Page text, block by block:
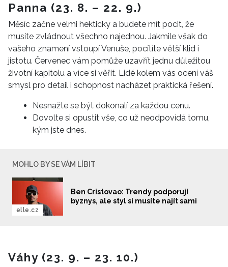
Panna (23. 8. – 22. 9.)
Měsíc začne velmi hekticky a budete mít pocit, že
musíte zvládnout všechno najednou. Jakmile však do
vašeho znamení vstoupí Venuše, pocítíte větší klid i
jistotu. Červenec vám pomůže uzavřít jednu důležitou
životní kapitolu a více si věřit. Lidé kolem vás ocení váš
smysl pro detail i schopnost nacházet praktická řešení.
Nesnažte se být dokonalí za každou cenu.
Dovolte si opustit vše, co už neodpovídá tomu,
kým jste dnes.
MOHLO BY SE VÁM LÍBIT
Ben Cristovao: Trendy podporují
byznys, ale styl si musíte najít sami
elle.cz
Váhy (23. 9. – 23. 10.)